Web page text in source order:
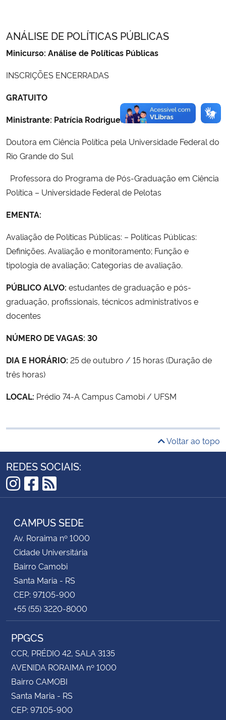
ANÁLISE DE POLÍTICAS PÚBLICAS
Minicurso: Análise de Políticas Públicas
INSCRIÇÕES ENCERRADAS
GRATUITO
Ministrante: Patrícia Rodrigues Chaves da Cunha
Doutora em Ciência Política pela Universidade Federal do
Rio Grande do Sul
Professora do Programa de Pós-Graduação em Ciência
Política – Universidade Federal de Pelotas
EMENTA:
Avaliação de Políticas Públicas: – Políticas Públicas:
Definições. Avaliação e monitoramento; Função e
tipologia de avaliação; Categorias de avaliação.
PÚBLICO ALVO: estudantes de graduação e pós-
graduação, profissionais, técnicos administrativos e
docentes
NÚMERO DE VAGAS: 30
DIA E HORÁRIO: 25 de outubro / 15 horas (Duração de
três horas)
LOCAL: Prédio 74-A Campus Camobi / UFSM
Voltar ao topo
REDES SOCIAIS:
Instagram
Facebook
RSS
CAMPUS SEDE
Av. Roraima nº 1000
Cidade Universitária
Bairro Camobi
Santa Maria - RS
CEP: 97105-900
+55 (55) 3220-8000
PPGCS
CCR, PRÉDIO 42, SALA 3135
AVENIDA RORAIMA nº 1000
Bairro CAMOBI
Santa Maria - RS
CEP: 97105-900